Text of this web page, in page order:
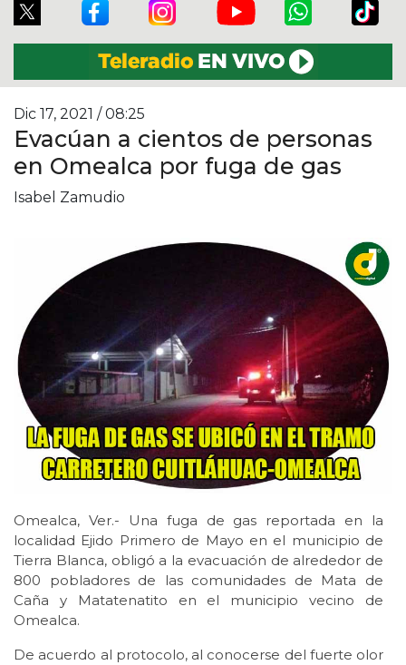
Dic 17, 2021 / 08:25
Evacúan a cientos de personas
en Omealca por fuga de gas
Isabel Zamudio
Omealca, Ver.- Una fuga de gas reportada en la
localidad Ejido Primero de Mayo en el municipio de
Tierra Blanca, obligó a la evacuación de alrededor de
800 pobladores de las comunidades de Mata de
Caña y Matatenatito en el municipio vecino de
Omealca.
De acuerdo al protocolo, al conocerse del fuerte olor